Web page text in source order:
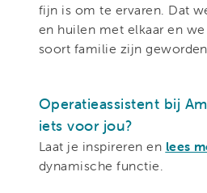
fijn is om te ervaren. Dat
en huilen met elkaar en
soort familie zijn
Operatieassistent bij
iets voor jou?
Laat je inspireren en lees
dynamische functie.